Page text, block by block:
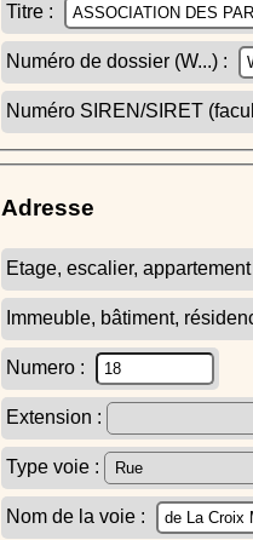
Titre :
Numéro de dossier (W...) :
Numéro SIREN/SIRET
Adresse
Etage, escalier, appartement
Immeuble, bâtiment,
Numero :
Extension :
Type voie :
Nom de la voie :